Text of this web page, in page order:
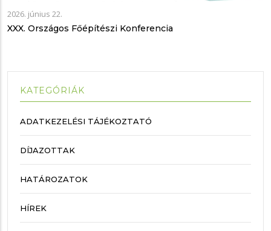
2026. június 22.
XXX. Országos Főépítészi Konferencia
KATEGÓRIÁK
ADATKEZELÉSI TÁJÉKOZTATÓ
DÍJAZOTTAK
HATÁROZATOK
HÍREK